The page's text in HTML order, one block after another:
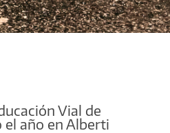
Vial de
el año en Alberti